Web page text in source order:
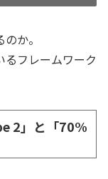
か。
るフレームワーク
2」と「70%